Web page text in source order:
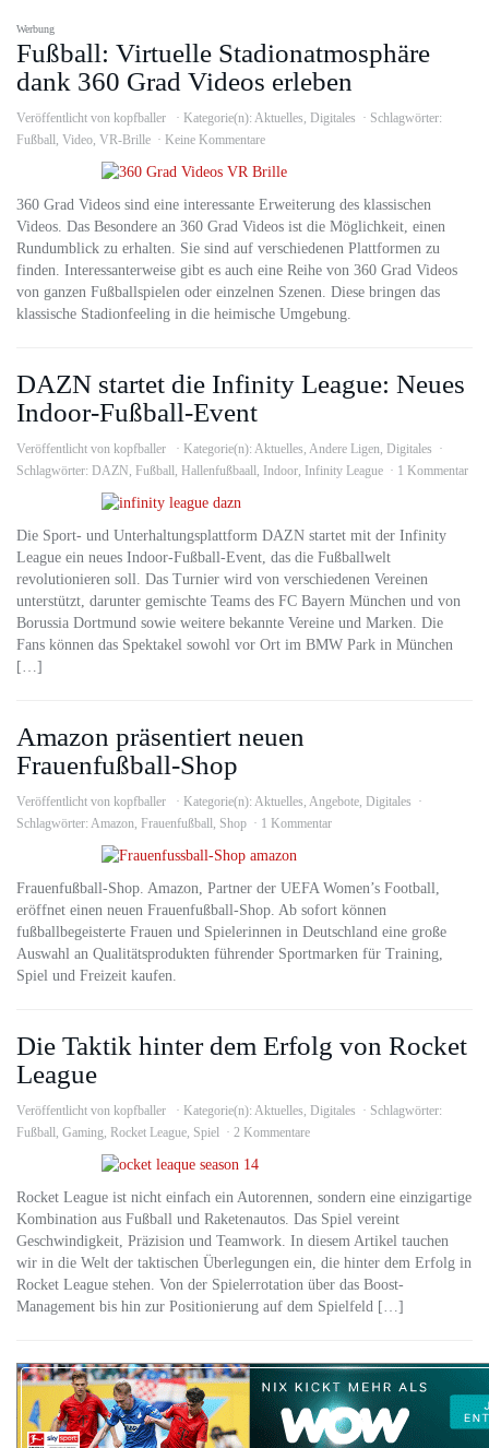
Werbung
Fußball: Virtuelle Stadionatmosphäre
dank 360 Grad Videos erleben
Veröffentlicht von kopfballer Kategorie(n): Aktuelles, Digitales
Schlagwörter:
Fußball, Video, VR-Brille Keine Kommentare
360 Grad Videos sind eine interessante Erweiterung des klassischen
Videos. Das Besondere an 360 Grad Videos ist die Möglichkeit, einen
Rundumblick zu erhalten. Sie sind auf verschiedenen Plattformen zu
finden. Interessanterweise gibt es auch eine Reihe von 360 Grad Videos
von ganzen Fußballspielen oder einzelnen Szenen. Diese bringen das
klassische Stadionfeeling in die heimische Umgebung.
DAZN startet die Infinity League: Neues
Indoor-Fußball-Event
Veröffentlicht von kopfballer Kategorie(n): Aktuelles, Andere Ligen, Digitales
Schlagwörter: DAZN, Fußball, Hallenfußbaall, Indoor, Infinity League 1 Kommentar
Die Sport- und Unterhaltungsplattform DAZN startet mit der Infinity
League ein neues Indoor-Fußball-Event, das die Fußballwelt
revolutionieren soll. Das Turnier wird von verschiedenen Vereinen
unterstützt, darunter gemischte Teams des FC Bayern München und von
Borussia Dortmund sowie weitere bekannte Vereine und Marken. Die
Fans können das Spektakel sowohl vor Ort im BMW Park in München
[…]
Amazon präsentiert neuen
Frauenfußball-Shop
Veröffentlicht von kopfballer Kategorie(n): Aktuelles, Angebote, Digitales
Schlagwörter: Amazon, Frauenfußball, Shop 1 Kommentar
Frauenfußball-Shop. Amazon, Partner der UEFA Women’s Football,
eröffnet einen neuen Frauenfußball-Shop. Ab sofort können
fußballbegeisterte Frauen und Spielerinnen in Deutschland eine große
Auswahl an Qualitätsprodukten führender Sportmarken für Training,
Spiel und Freizeit kaufen.
Die Taktik hinter dem Erfolg von Rocket
League
Veröffentlicht von kopfballer Kategorie(n): Aktuelles, Digitales
Schlagwörter:
Fußball, Gaming, Rocket League, Spiel 2 Kommentare
Rocket League ist nicht einfach ein Autorennen, sondern eine einzigartige
Kombination aus Fußball und Raketenautos. Das Spiel vereint
Geschwindigkeit, Präzision und Teamwork. In diesem Artikel tauchen
wir in die Welt der taktischen Überlegungen ein, die hinter dem Erfolg in
Rocket League stehen. Von der Spielerrotation über das Boost-
Management bis hin zur Positionierung auf dem Spielfeld […]